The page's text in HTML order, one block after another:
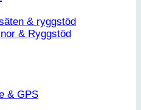
& ryggstöd
& Ryggstöd
& GPS